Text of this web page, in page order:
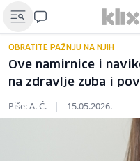
OBRATITE PAŽNJU NA NJIH
Ove namirnice i
na zdravlje zuba i
Piše: A. Ć. | 15.05.2026.